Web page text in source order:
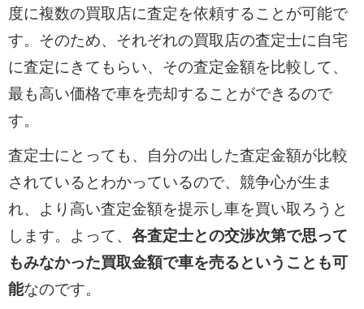
度に複数の買取店に査定を依頼することが可能で
す。そのため、それぞれの買取店の査定士に自宅
に査定にきてもらい、その査定金額を比較して、
最も高い価格で車を売却することができるので
す。
査定士にとっても、自分の出した査定金額が比較
されているとわかっているので、競争心が生ま
れ、より高い査定金額を提示し車を買い取ろうと
します。よって、 各査定士との交渉次第で思って
もみなかった買取金額で車を売るということも可
能なのです。